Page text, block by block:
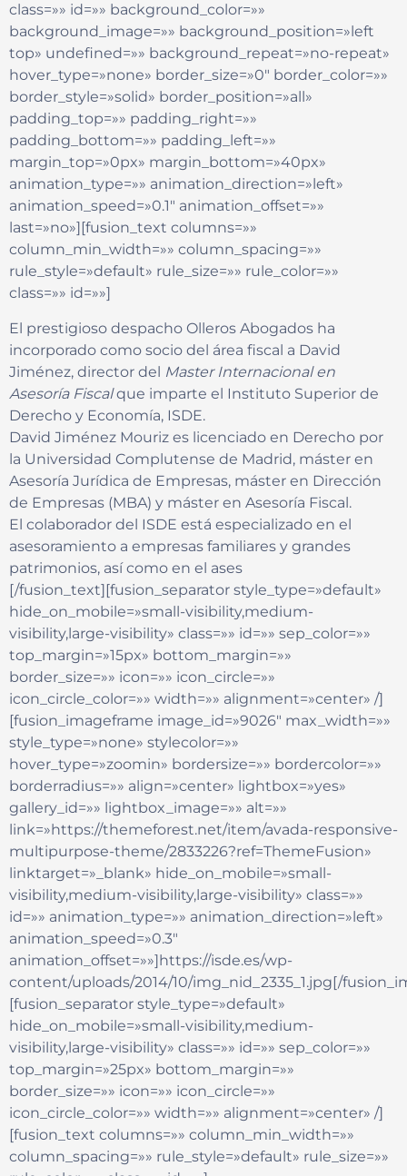
class=»» id=»» background_color=»»
background_image=»» background_position=»left
top» undefined=»» background_repeat=»no-repeat»
hover_type=»none» border_size=»0″ border_color=»»
border_style=»solid» border_position=»all»
padding_top=»» padding_right=»»
padding_bottom=»» padding_left=»»
margin_top=»0px» margin_bottom=»40px»
animation_type=»» animation_direction=»left»
animation_speed=»0.1″ animation_offset=»»
last=»no»][fusion_text columns=»»
column_min_width=»» column_spacing=»»
rule_style=»default» rule_size=»» rule_color=»»
class=»» id=»»]
El prestigioso despacho Olleros Abogados ha
incorporado como socio del área fiscal a David
Jiménez, director del Master Internacional en
Asesoría Fiscalque imparte el Instituto Superior de
Derecho y Economía, ISDE.
David Jiménez Mouriz es licenciado en Derecho por
la Universidad Complutense de Madrid, máster en
Asesoría Jurídica de Empresas, máster en Dirección
de Empresas (MBA) y máster en Asesoría Fiscal.
El colaborador del ISDE está especializado en el
asesoramiento a empresas familiares y grandes
patrimonios, así como en el ases
[/fusion_text][fusion_separator style_type=»default»
hide_on_mobile=»small-visibility,medium-
visibility,large-visibility» class=»» id=»» sep_color=»»
top_margin=»15px» bottom_margin=»»
border_size=»» icon=»» icon_circle=»»
icon_circle_color=»» width=»» alignment=»center» /]
[fusion_imageframe image_id=»9026″ max_width=»»
style_type=»none» stylecolor=»»
hover_type=»zoomin» bordersize=»» bordercolor=»»
borderradius=»» align=»center» lightbox=»yes»
gallery_id=»» lightbox_image=»» alt=»»
link=»https://themeforest.net/item/avada-responsive-
multipurpose-theme/2833226?ref=ThemeFusion»
linktarget=»_blank» hide_on_mobile=»small-
visibility,medium-visibility,large-visibility» class=»»
id=»» animation_type=»» animation_direction=»left»
animation_speed=»0.3″
animation_offset=»»]https://isde.es/wp-
content/uploads/2014/10/img_nid_2335_1.jpg[/
[fusion_separator style_type=»default»
hide_on_mobile=»small-visibility,medium-
visibility,large-visibility» class=»» id=»» sep_color=»»
top_margin=»25px» bottom_margin=»»
border_size=»» icon=»» icon_circle=»»
icon_circle_color=»» width=»» alignment=»center» /]
[fusion_text columns=»» column_min_width=»»
column_spacing=»» rule_style=»default» rule_size=»»